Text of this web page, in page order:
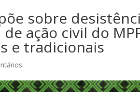
sobre
ação civil do
e tradicionais